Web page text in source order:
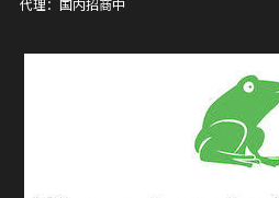
代理：国内招商中